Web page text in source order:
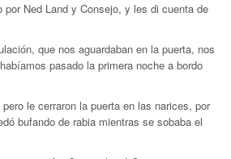
por Ned Land y Consejo, y les di cuenta de
que nos aguardaban en la puerta, nos
pasado la primera noche a bordo
le cerraron la puerta en las narices, por
bufando de rabia mientras se sobaba el